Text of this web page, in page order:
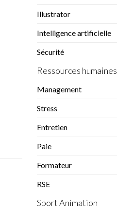
Illustrator
Intelligence artificielle
Sécurité
Ressources humaines
Management
Stress
Entretien
Paie
Formateur
RSE
Sport Animation